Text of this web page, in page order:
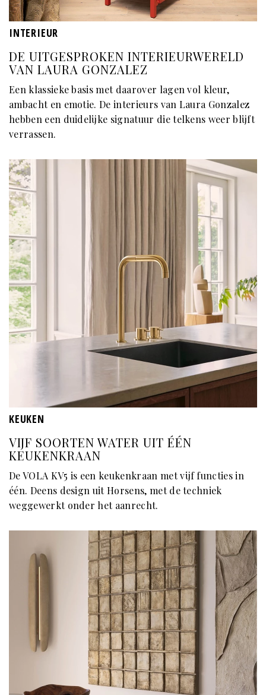
INTERIEUR
DE UITGESPROKEN INTERIEURWERELD
VAN LAURA GONZALEZ
Een klassieke basis met daarover lagen vol kleur,
ambacht en emotie. De interieurs van Laura Gonzalez
hebben een duidelijke signatuur die telkens weer blijft
verrassen.
KEUKEN
VIJF SOORTEN WATER UIT ÉÉN
KEUKENKRAAN
De VOLA KV5 is een keukenkraan met vijf functies in
één. Deens design uit Horsens, met de techniek
weggewerkt onder het aanrecht.